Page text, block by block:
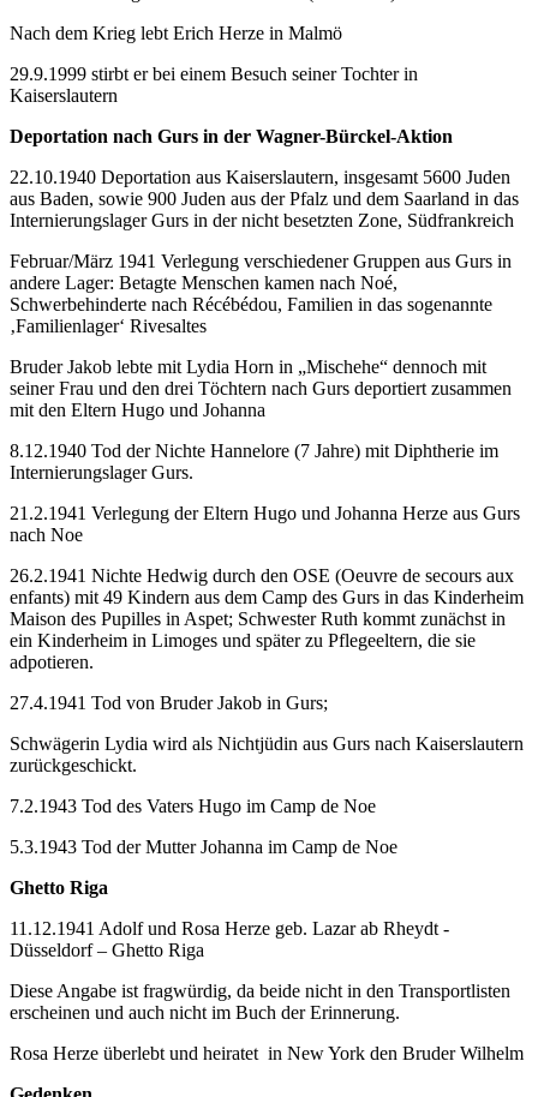
Nach dem Krieg lebt Erich Herze in Malmö
29.9.1999 stirbt er bei einem Besuch seiner Tochter in
Kaiserslautern
Deportation nach Gurs in der Wagner-Bürckel-Aktion
22.10.1940 Deportation aus Kaiserslautern, insgesamt 5600 Juden
aus Baden, sowie 900 Juden aus der Pfalz und dem Saarland in das
Internierungslager Gurs in der nicht besetzten Zone, Südfrankreich
Februar/März 1941 Verlegung verschiedener Gruppen aus Gurs in
andere Lager: Betagte Menschen kamen nach Noé,
Schwerbehinderte nach Récébédou, Familien in das sogenannte
‚Familienlager‘ Rivesaltes
Bruder Jakob lebte mit Lydia Horn in „Mischehe“ dennoch mit
seiner Frau und den drei Töchtern nach Gurs deportiert zusammen
mit den Eltern Hugo und Johanna
8.12.1940 Tod der Nichte Hannelore (7 Jahre) mit Diphtherie im
Internierungslager Gurs.
21.2.1941 Verlegung der Eltern Hugo und Johanna Herze aus Gurs
nach Noe
26.2.1941 Nichte Hedwig durch den OSE (Oeuvre de secours aux
enfants) mit 49 Kindern aus dem Camp des Gurs in das Kinderheim
Maison des Pupilles in Aspet; Schwester Ruth kommt zunächst in
ein Kinderheim in Limoges und später zu Pflegeeltern, die sie
adpotieren.
27.4.1941 Tod von Bruder Jakob in Gurs;
Schwägerin Lydia wird als Nichtjüdin aus Gurs nach Kaiserslautern
zurückgeschickt.
7.2.1943 Tod des Vaters Hugo im Camp de Noe
5.3.1943 Tod der Mutter Johanna im Camp de Noe
Ghetto Riga
11.12.1941 Adolf und Rosa Herze geb. Lazar ab Rheydt -
Düsseldorf – Ghetto Riga
Diese Angabe ist fragwürdig, da beide nicht in den Transportlisten
erscheinen und auch nicht im Buch der Erinnerung.
Rosa Herze überlebt und heiratet in New York den Bruder Wilhelm